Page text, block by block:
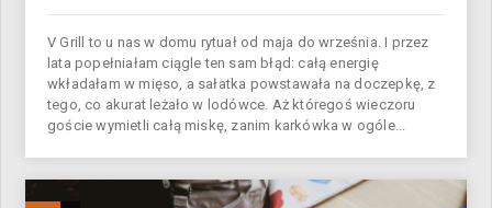
V Grill to u nas w domu rytuał od maja do września. I przez
lata popełniałam ciągle ten sam błąd: całą energię
wkładałam w mięso, a sałatka powstawała na doczepkę, z
tego, co akurat leżało w lodówce. Aż któregoś wieczoru
goście wymietli całą miskę, zanim karkówka w ogóle...